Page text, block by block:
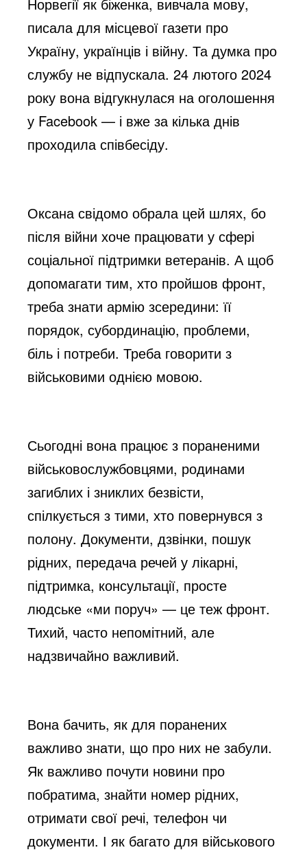
писала для місцевої газети про
Україну, українців і війну. Та думка про
службу не відпускала. 24 лютого 2024
року вона відгукнулася на оголошення
у Facebook — і вже за кілька днів
проходила співбесіду.
Оксана свідомо обрала цей шлях, бо
після війни хоче працювати у сфері
соціальної підтримки ветеранів. А щоб
допомагати тим, хто пройшов фронт,
треба знати армію зсередини: її
порядок, субординацію, проблеми,
біль і потреби. Треба говорити з
військовими однією мовою.
Сьогодні вона працює з пораненими
військовослужбовцями, родинами
загиблих і зниклих безвісти,
спілкується з тими, хто повернувся з
полону. Документи, дзвінки, пошук
рідних, передача речей у лікарні,
підтримка, консультації, просте
людське «ми поруч» — це теж фронт.
Тихий, часто непомітний, але
надзвичайно важливий.
Вона бачить, як для поранених
важливо знати, що про них не забули.
Як важливо почути новини про
побратима, знайти номер рідних,
отримати свої речі, телефон чи
документи. І як багато для військового